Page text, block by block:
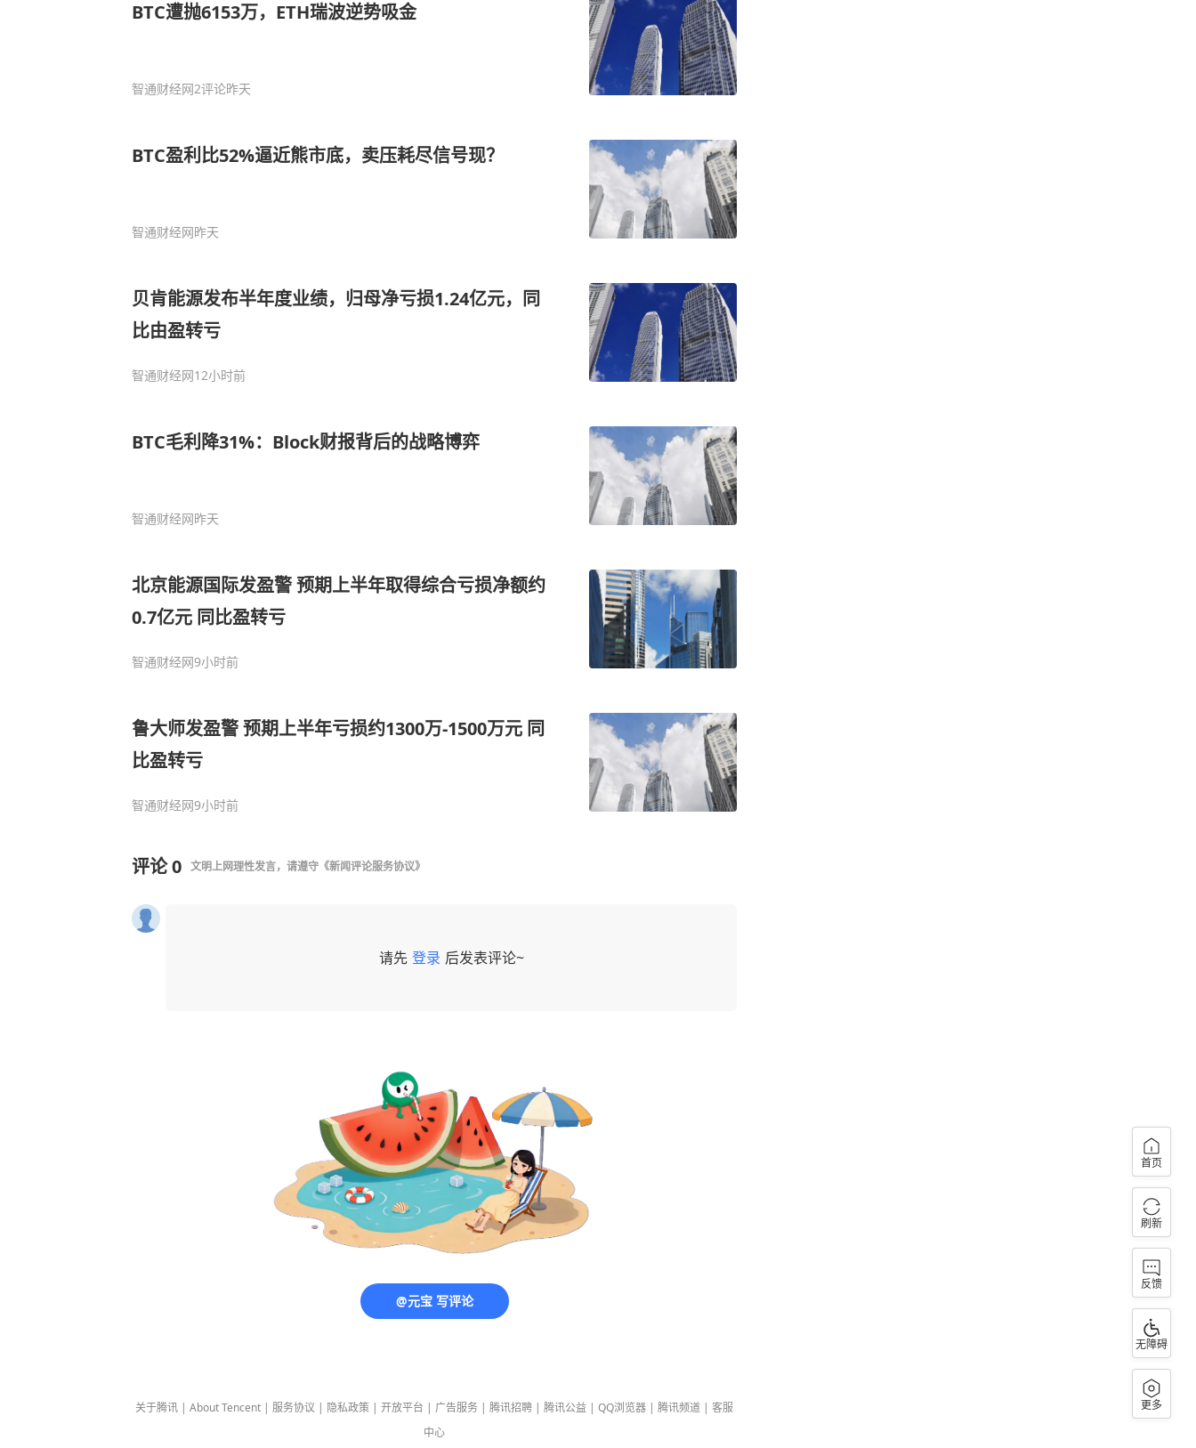
BTC遭抛6153万，ETH瑞波逆势吸金
智通财经网2评论昨天
BTC盈利比52%逼近熊市底，卖压耗尽信号现？
智通财经网昨天
贝肯能源发布半年度业绩，归母净亏损1.24亿元，同
比由盈转亏
智通财经网12小时前
BTC毛利降31%：Block财报背后的战略博弈
智通财经网昨天
北京能源国际发盈警 预期上半年取得综合亏损净额约
0.7亿元 同比盈转亏
智通财经网9小时前
鲁大师发盈警 预期上半年亏损约1300万-1500万元 同
比盈转亏
智通财经网9小时前
评论0 文明上网理性发言，请遵守 《新闻评论服务协议》
请先 登录 后发表评论~
@元宝 写评论
关于腾讯 | About Tencent | 服务协议 | 隐私政策 | 开放平台 | 广告服务 | 腾讯招聘 | 腾讯公益 | QQ浏览器 | 腾讯频道 | 客服
中心
首页
刷新
反馈
无障碍
更多